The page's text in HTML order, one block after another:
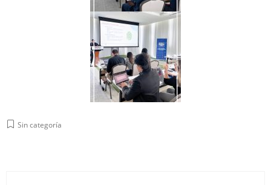
Sin categoría